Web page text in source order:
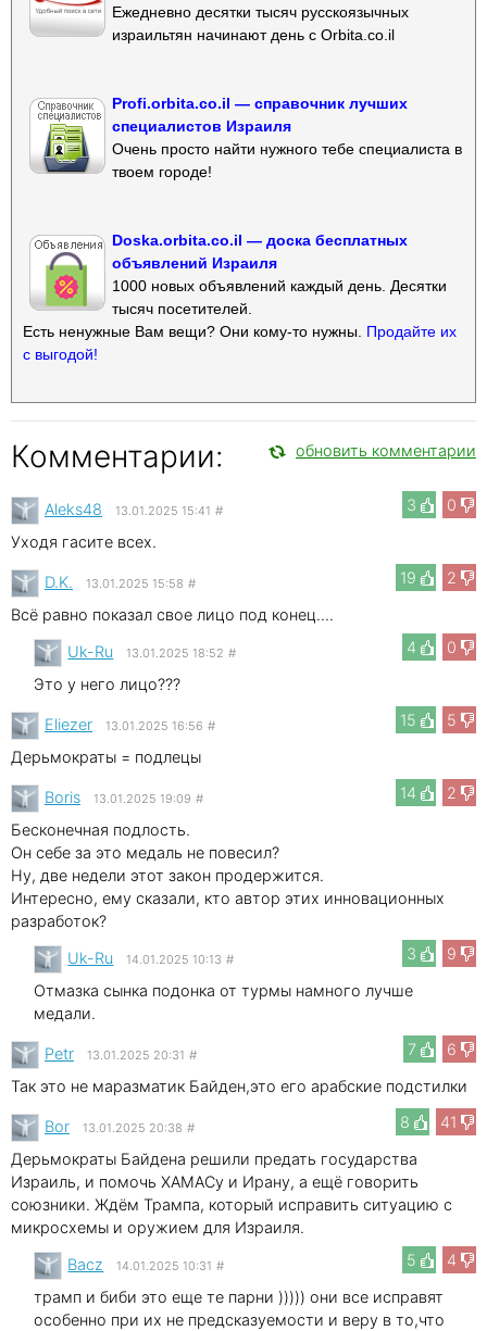
Ежедневно десятки тысяч русскоязычных
израильтян начинают день с Orbita.co.il
Profi.orbita.co.il — справочник лучших
специалистов Израиля
Очень просто найти нужного тебе специалиста в
твоем городе!
Doska.orbita.co.il — доска бесплатных
объявлений Израиля
1000 новых объявлений каждый день. Десятки
тысяч посетителей.
Есть ненужные Вам вещи? Они кому-то нужны. Продайте их
с выгодой!
Комментарии: обновить комментарии
3 0
Aleks48 13.01.2025 15:41 #
Уходя гасите всех.
19
2
D.K. 13.01.2025 15:58 #
Всё равно показал свое лицо под конец....
4
0
Uk-Ru 13.01.2025 18:52 #
Это у него лицо???
15
5
Eliezer 13.01.2025 16:56 #
Дерьмократы = подлецы
14
2
Boris 13.01.2025 19:09 #
Бесконечная подлость.
Он себе за это медаль не повесил?
Ну, две недели этот закон продержится.
Интересно, ему сказали, кто автор этих инновационных
разработок?
3
9
Uk-Ru 14.01.2025 10:13 #
Отмазка сынка подонка от турмы намного лучше
медали.
7
6
Petr 13.01.2025 20:31 #
Так это не маразматик Байден,это его арабские подстилки
8
41
Bor 13.01.2025 20:38 #
Дерьмократы Байдена решили предать государства
Израиль, и помочь ХАМАСу и Ирану, а ещё говорить
союзники. Ждём Трампа, который исправить ситуацию с
микросхемы и оружием для Израиля.
5
4
Bacz 14.01.2025 10:31 #
трамп и биби это еще те парни ))))) они все исправят
особенно при их не предсказуемости и веру в то,что